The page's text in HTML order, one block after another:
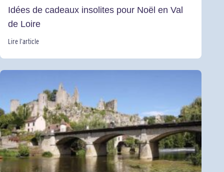
Idées de cadeaux insolites pour Noël en Val
de Loire
Lire l’article